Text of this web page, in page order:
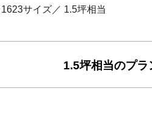
1623サイズ／ 1.5坪相当
1.5坪相当のプラ